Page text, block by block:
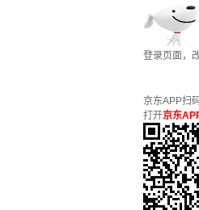
登录页面，
京东APP扫
打开京东